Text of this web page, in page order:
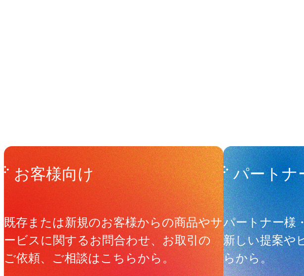
Get in Touchお問い合わせ
お客様向け
既存または新規のお客様からの商品やサ
ービスに関するお問合わせ、お取引の
ご依頼、ご相談はこちらから。
パートナ
パートナー様
新しい提案や
らから。